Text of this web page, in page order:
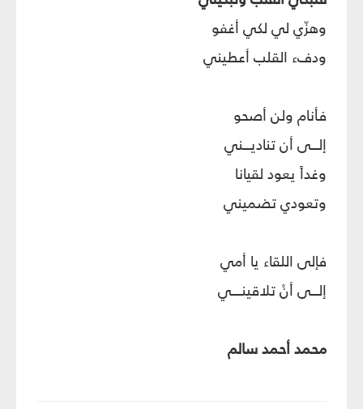
وهزّي لي لكي أغفو
ودفء القلب أعطيني
فأنام ولن أصحو
إلـــى أن تناديـــني
وغداً يعود لقيانا
وتعودي تضميني
فإلى اللقاء يا أمي
إلـــى أنْ تلاقينــــي
محمد أحمد سالم